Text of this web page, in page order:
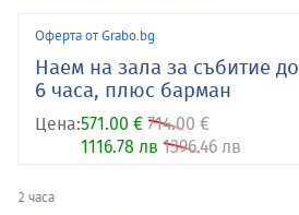
Оферта от Grabo.bg
Наем на зала за събитие до
6 часа, плюс барман
Цена:571.00 € 714.00 €
1116.78 лв 1396.46 лв
2 часа